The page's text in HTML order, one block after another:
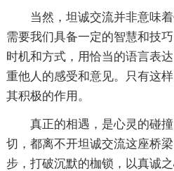
当然，坦诚交流并非意味
需要我们具备一定的智慧和技
时机和方式，用恰当的语言表
重他人的感受和意见。只有这
其积极的作用。
真正的相遇，是心灵的碰
切，都离不开坦诚交流这座桥
步，打破沉默的枷锁，以真诚